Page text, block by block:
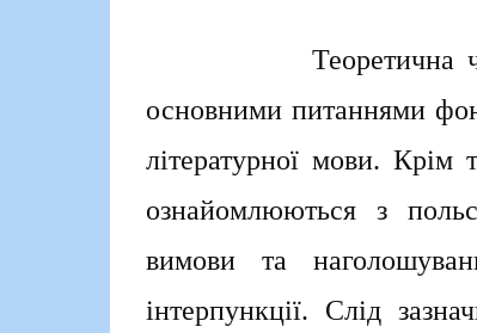
Теоретична частина
основними питаннями
літературної мови. Крім
ознайомлюються з
вимови та
інтерпункції. Слід